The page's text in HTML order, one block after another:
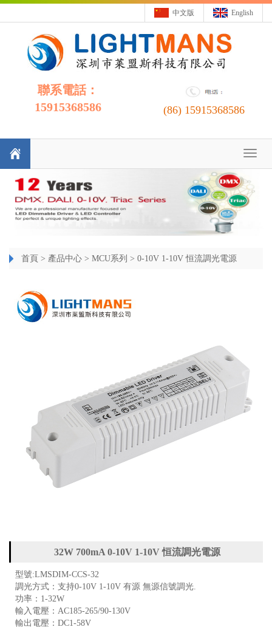
English
中文版
聯系電話：
15915368586
(86) 15915368586
首頁 > 產品中心 > MCU系列 > 0-10V 1-10V 恒流調光電源
32W 700mA 0-10V 1-10V 恒流調光電源
型號:LMSDIM-CCS-32
調光方式：支持0-10V 1-10V 有源 無源信號調光.
功率：1-32W
輸入電壓：AC185-265/90-130V
輸出電壓：DC1-58V